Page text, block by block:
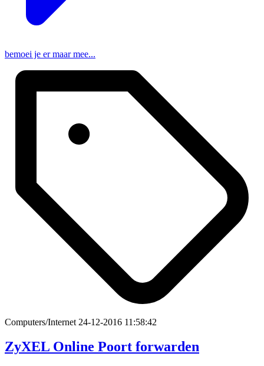
bemoei je er maar mee...
Computers/Internet 24-12-2016 11:58:42
ZyXEL Online Poort forwarden